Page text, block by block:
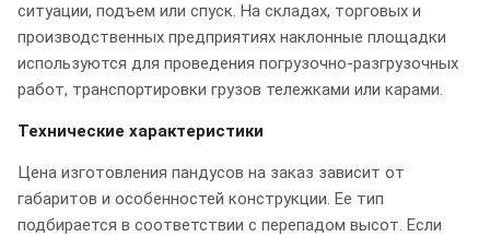
ситуации, подъем или спуск. На складах, торговых и
производственных предприятиях наклонные площадки
используются для проведения погрузочно-разгрузочных
работ, транспортировки грузов тележками или карами.
Технические характеристики
Цена изготовления пандусов на заказ зависит от
габаритов и особенностей конструкции. Ее тип
подбирается в соответствии с перепадом высот. Если